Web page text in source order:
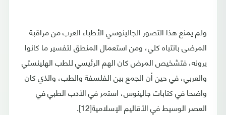
ولم يمنع هذا التصور الجالينوسي الأطباء العرب من مراقبة
المرضى بانتباه كلي، ومن استعمال المنطق لتفسير ما كانوا
يرونه، فتشخيص المرض كان الهم الرئيسي للطب الهلينستي
والعربي، في حين أن الجمع بين الفلسفة والطب، والذي كان
واضحا في كتابات جالينوس، استمر في الأدب الطبي في
العصر الوسيط في الأقاليم الإسلامية[12].